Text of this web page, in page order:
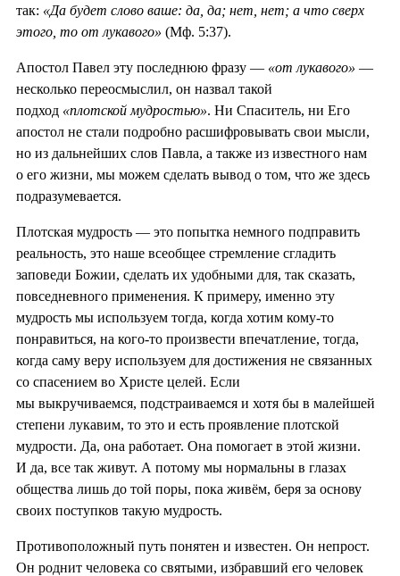
так: «Да будет слово ваше: да, да; нет, нет; а что сверх
этого, то от лукавого» (Мф. 5:37).
Апостол Павел эту последнюю фразу — «от лукавого» —
несколько переосмыслил, он назвал такой
подход «плотской мудростью». Ни Спаситель, ни Его
апостол не стали подробно расшифровывать свои мысли,
но из дальнейших слов Павла, а также из известного нам
о его жизни, мы можем сделать вывод о том, что же здесь
подразумевается.
Плотская мудрость — это попытка немного подправить
реальность, это наше всеобщее стремление сгладить
заповеди Божии, сделать их удобными для, так сказать,
повседневного применения. К примеру, именно эту
мудрость мы используем тогда, когда хотим кому-то
понравиться, на кого-то произвести впечатление, тогда,
когда саму веру используем для достижения не связанных
со спасением во Христе целей. Если
мы выкручиваемся, подстраиваемся и хотя бы в малейшей
степени лукавим, то это и есть проявление плотской
мудрости. Да, она работает. Она помогает в этой жизни.
И да, все так живут. А потому мы нормальны в глазах
общества лишь до той поры, пока живём, беря за основу
своих поступков такую мудрость.
Противоположный путь понятен и известен. Он непрост.
Он роднит человека со святыми, избравший его человек